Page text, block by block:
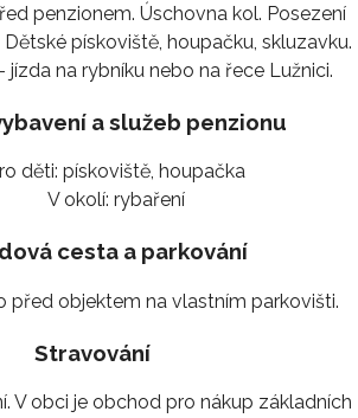
penzionem. Úschovna kol. Posezení
pískoviště, houpačku, skluzavku.
jízda na rybníku nebo na řece Lužnici.
a služeb penzionu
děti: pískoviště, houpačka
V okolí: rybaření
cesta a parkování
před objektem na vlastním parkovišti.
Stravování
V obci je obchod pro nákup základních